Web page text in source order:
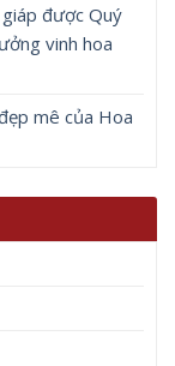
được Quý
vinh hoa
mê của Hoa